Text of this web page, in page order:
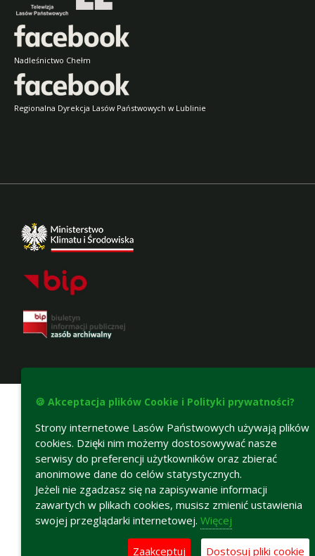
Nadleśnictwo Chełm
Regionalna Dyrekcja Lasów Państwowych w Lublinie
🍪 Akceptacja plików Cookie i Polityki prywatności?
Strony internetowe Lasów Państwowych używają plików
cookies. Dzięki nim możemy dostosowywać nasze
serwisy do preferencji użytkowników oraz zbierać
anonimowe dane do celów statystycznych.
Jeżeli nie zgadzasz się na zapisywanie informacji
zawartych w plikach cookies, musisz zmienić ustawienia
swojej przeglądarki internetowej. Więcej
Zaakceptuj Dostosuj pliki cookie